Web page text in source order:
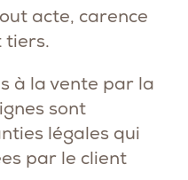
acte, carence
tiers.
à la vente par la
sont
légales qui
par le client